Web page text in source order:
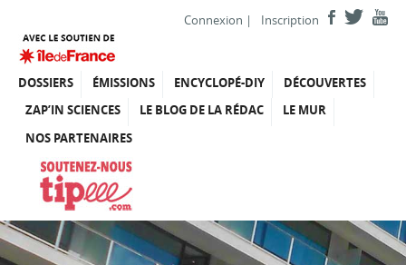
Connexion | Inscription
DOSSIERS ÉMISSIONS ENCYCLOPÉ-DIY
DÉCOUVERTES
ZAP’IN SCIENCES
LE BLOG DE LA RÉDAC
LE MUR
NOS PARTENAIRES